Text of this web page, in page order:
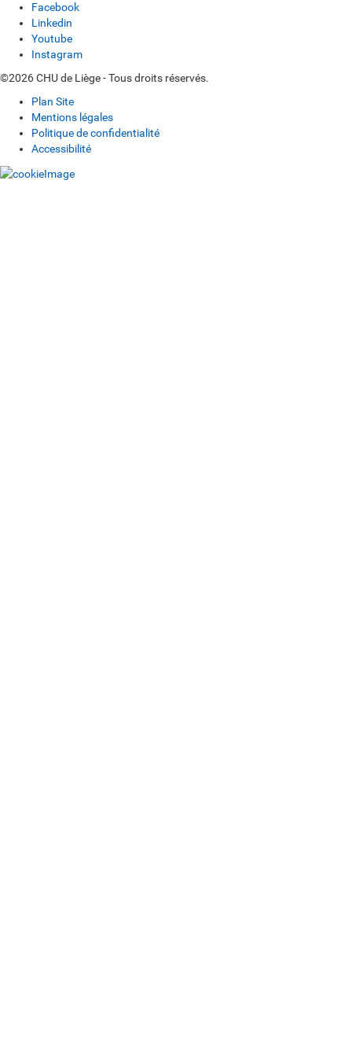
Facebook
Linkedin
Youtube
Instagram
©2026 CHU de Liège - Tous droits réservés.
Plan Site
Mentions légales
Politique de confidentialité
Accessibilité